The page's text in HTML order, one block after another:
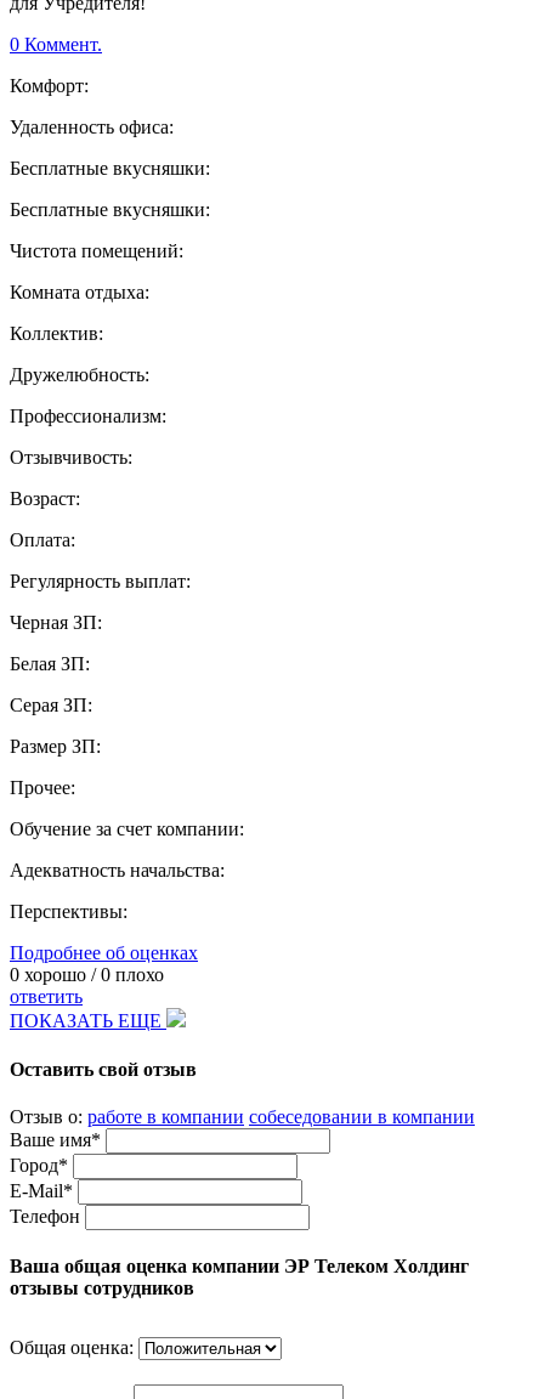
0 Коммент.
Комфорт:
Удаленность офиса:
Бесплатные вкусняшки:
Бесплатные вкусняшки:
Чистота помещений:
Комната отдыха:
Коллектив:
Дружелюбность:
Профессионализм:
Отзывчивость:
Возраст:
Оплата:
Регулярность выплат:
Черная ЗП:
Белая ЗП:
Серая ЗП:
Размер ЗП:
Прочее:
Обучение за счет компании:
Адекватность начальства:
Перспективы:
Подробнее об оценках
0 хорошо /0 плохо
ответить
ПОКАЗАТЬ ЕЩЕ
Оставить свой отзыв
Отзыв о: работе в компании собеседовании в компании
Ваше имя*
Город*
E-Mail*
Телефон
Ваша общая оценка компании ЭР Телеком Холдинг
отзывы сотрудников
Общая оценка: